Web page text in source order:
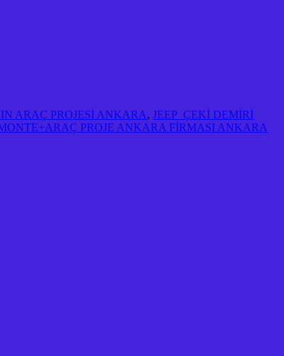
ARAÇ PROJESİ ANKARA, JEEP ÇEKİ DEMİRİ
PROJE ANKARA FİRMASI ANKARA